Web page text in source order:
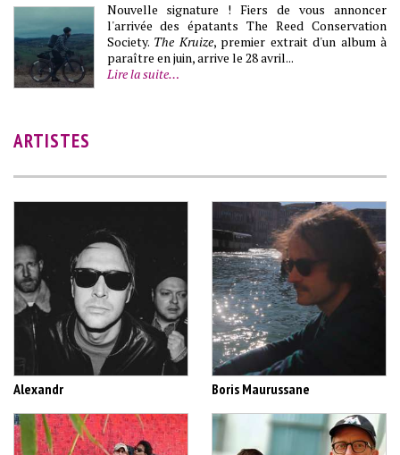
Nouvelle signature ! Fiers de vous annoncer
l'arrivée des épatants The Reed Conservation
Society. The Kruize, premier extrait d'un album à
paraître en juin, arrive le 28 avril...
Lire la suite…
ARTISTES
Alexandr Boris Maurussane